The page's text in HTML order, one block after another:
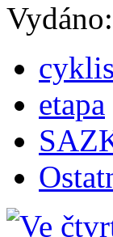
etapa